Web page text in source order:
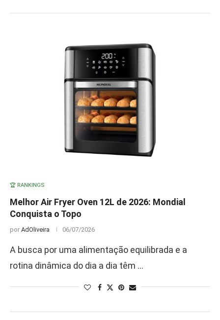
🏆 RANKINGS
Melhor Air Fryer Oven 12L de 2026: Mondial
Conquista o Topo
por AdOliveira 06/07/2026
A busca por uma alimentação equilibrada e a
rotina dinâmica do dia a dia têm …